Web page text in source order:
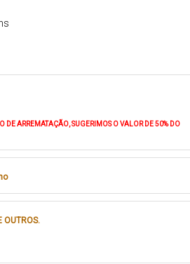
DE ARREMATAÇÃO, SUGERIMOS O VALOR DE 50% DO
OUTROS.